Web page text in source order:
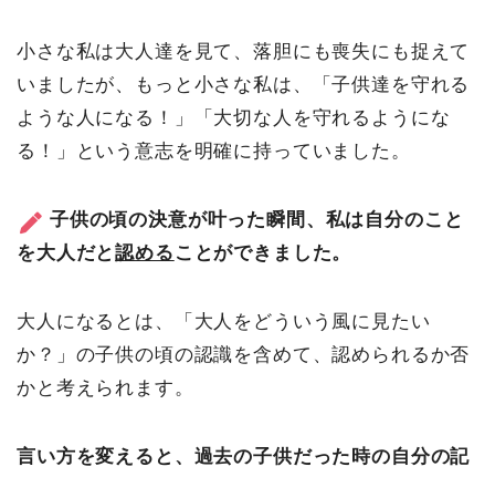
小さな私は大人達を見て、落胆にも喪失にも捉えて
いましたが、もっと小さな私は、「子供達を守れる
ような人になる！」「大切な人を守れるようにな
る！」という意志を明確に持っていました。
子供の頃の決意が叶った瞬間、私は自分のこと
を大人だと認める ことができました。
大人になるとは、「大人をどういう風に見たい
か？」の子供の頃の認識を含めて、認められるか否
かと考えられます。
言い方を変えると、過去の子供だった時の自分の記